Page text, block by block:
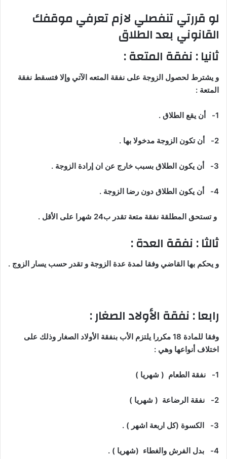
لو قررتي تنفصلي لازم تعرفي موقفك
القانوني بعد الطلاق
ثانيا : نفقة المتعة :
و يشترط لحصول الزوجة على نفقة المتعه الآتي وإلا فتسقط نفقة
المتعة :
1- أن يقع الطلاق .
2- أن تكون الزوجة مدخولا بها .
3- أن يكون الطلاق بسبب خارج عن ان إرادة الزوجة .
4- أن يكون الطلاق دون رضا الزوجة .
و تستحق المطلقة نفقة متعة تقدر ب24 شهرا على الأقل .
ثالثا : نفقة العدة :
و يحكم بها القاضي وفقا لمدة عدة الزوجة و تقدر حسب يسار الزوج .
رابعا : نفقة الأولاد الصغار :
وفقا للمادة 18 مكررا يلتزم الأب بنفقة الأولاد الصغار وذلك على
اختلاف أنواعها وهي :
1- نفقة الطعام ( شهريا )
2- نفقة الرضاعة ( شهريا )
3- الكسوة (كل اربعة اشهر ) .
4- بدل الفرش والغطاء (شهريا ) .